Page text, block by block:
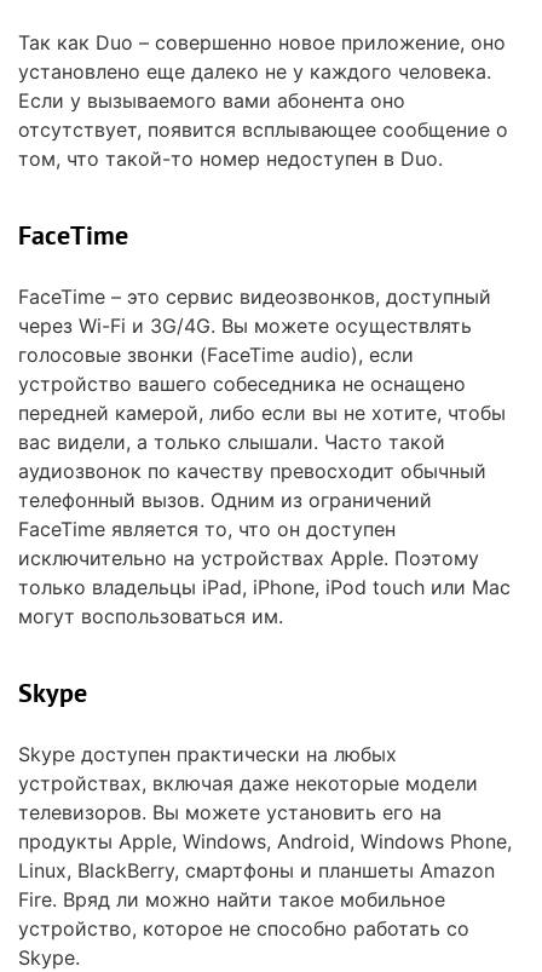
Так как Duo – совершенно новое приложение, оно
установлено еще далеко не у каждого человека.
Если у вызываемого вами абонента оно
отсутствует, появится всплывающее сообщение о
том, что такой-то номер недоступен в Duo.
FaceTime
FaceTime – это сервис видеозвонков, доступный
через Wi-Fi и 3G/4G. Вы можете осуществлять
голосовые звонки (FaceTime audio), если
устройство вашего собеседника не оснащено
передней камерой, либо если вы не хотите, чтобы
вас видели, а только слышали. Часто такой
аудиозвонок по качеству превосходит обычный
телефонный вызов. Одним из ограничений
FaceTime является то, что он доступен
исключительно на устройствах Apple. Поэтому
только владельцы iPad, iPhone, iPod touch или Mac
могут воспользоваться им.
Skype
Skype доступен практически на любых
устройствах, включая даже некоторые модели
телевизоров. Вы можете установить его на
продукты Apple, Windows, Android, Windows Phone,
Linux, BlackBerry, смартфоны и планшеты Amazon
Fire. Вряд ли можно найти такое мобильное
устройство, которое не способно работать со
Skype.